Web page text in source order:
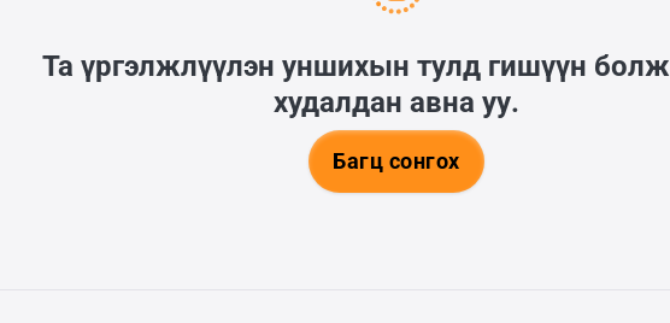
Та үргэлжлүүлэн уншихын тулд гишүүн болж
худалдан авна уу.
Багц сонгох